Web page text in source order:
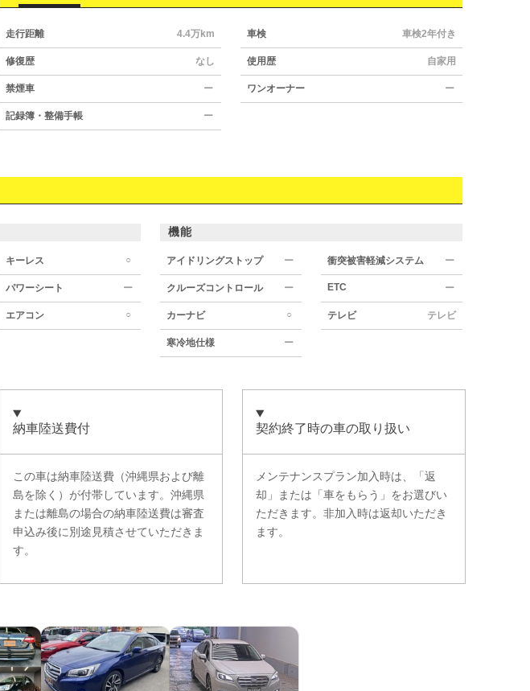
走行距離 4.4万km 車検 車検2年付き
修復歴 なし 使用歴 自家用
禁煙車 ー ワンオーナー ー
記録簿・整備手帳 ー
キーレス ○
パワーシート ー
エアコン ○
機能
アイドリングストップ ー 衝突被害軽減システム ー
クルーズコントロール ー ETC ー
カーナビ ○ テレビ テレビ
寒冷地仕様 ー
納車陸送費付
この車は納車陸送費（沖縄県および離
島を除く）が付帯しています。沖縄県
または離島の場合の納車陸送費は審査
申込み後に別途見積させていただきま
す。
契約終了時の車の取り扱い
メンテナンスプラン加入時は、「返
却」または「車をもらう」をお選びい
ただきます。非加入時は返却いただき
ます。